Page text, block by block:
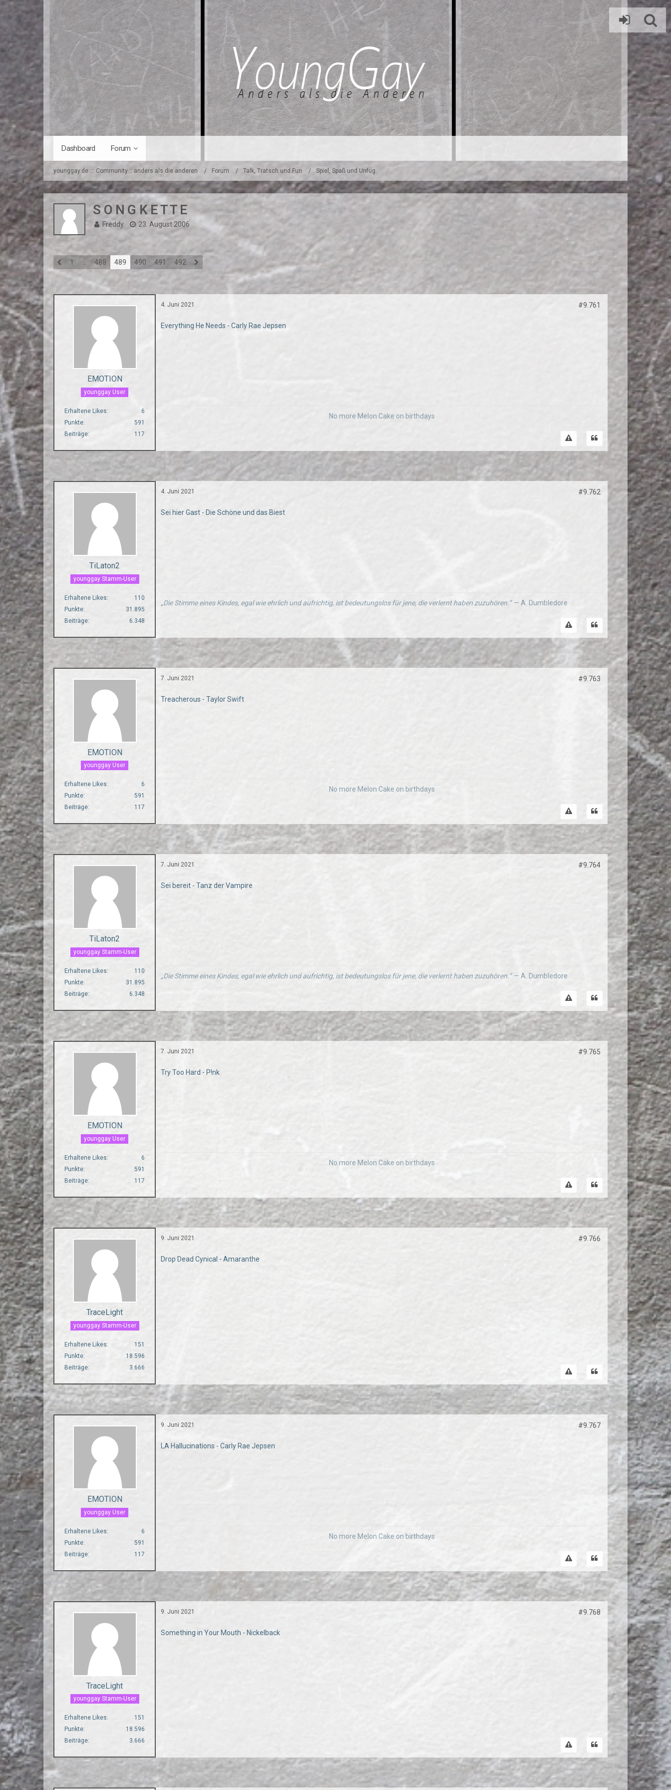
Dashboard Forum
younggay.de ::: Community :: anders als die anderen Forum Talk, Tratsch und Fun Spiel, Spaß und Unfug
S O N G K E T T E
Freddy 23. August 2006
1 488 489 490 491 492
EMOTION
younggay User
Erhaltene Likes
6
Punkte
591
Beiträge
117
4. Juni 2021 #9.761
Everything He Needs - Carly Rae Jepsen
No more Melon Cake on birthdays
TiLaton2
younggay Stamm-User
Erhaltene Likes
110
Punkte
31.895
Beiträge
6.348
4. Juni 2021 #9.762
Sei hier Gast - Die Schöne und das Biest
„Die Stimme eines Kindes, egal wie ehrlich und aufrichtig, ist bedeutungslos für jene, die verlernt haben zuzuhören.“ — A. Dumbledore
EMOTION
younggay User
Erhaltene Likes
6
Punkte
591
Beiträge
117
7. Juni 2021 #9.763
Treacherous - Taylor Swift
No more Melon Cake on birthdays
TiLaton2
younggay Stamm-User
Erhaltene Likes
110
Punkte
31.895
Beiträge
6.348
7. Juni 2021 #9.764
Sei bereit - Tanz der Vampire
„Die Stimme eines Kindes, egal wie ehrlich und aufrichtig, ist bedeutungslos für jene, die verlernt haben zuzuhören.“ — A. Dumbledore
EMOTION
younggay User
Erhaltene Likes
6
Punkte
591
Beiträge
117
7. Juni 2021 #9.765
Try Too Hard - P!nk
No more Melon Cake on birthdays
TraceLight
younggay Stamm-User
Erhaltene Likes
151
Punkte
18.596
Beiträge
3.666
9. Juni 2021 #9.766
Drop Dead Cynical - Amaranthe
EMOTION
younggay User
Erhaltene Likes
6
Punkte
591
Beiträge
117
9. Juni 2021 #9.767
LA Hallucinations - Carly Rae Jepsen
No more Melon Cake on birthdays
TraceLight
younggay Stamm-User
Erhaltene Likes
151
Punkte
18.596
Beiträge
3.666
9. Juni 2021 #9.768
Something in Your Mouth - Nickelback